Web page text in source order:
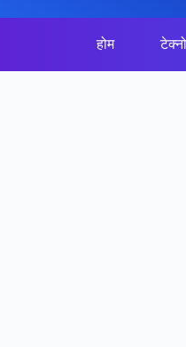
होम